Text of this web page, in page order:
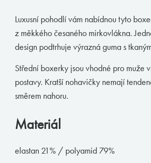
Luxusní pohodlí vám nabídnou tyto
z měkkého česaného mirkovlákna.
design podtrhuje výrazná guma s
Střední boxerky jsou vhodné pro muže
postavy. Kratší nohavičky nemají
směrem nahoru.
Materiál
elastan 21% / polyamid 79%
Značky podle Butlera
Loïc Henry
Muchachomalo